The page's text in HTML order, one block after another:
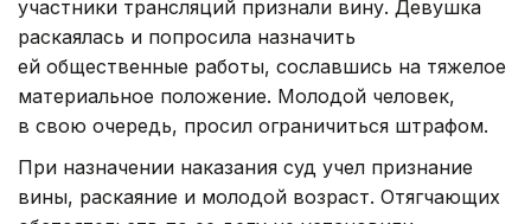
участники трансляций признали вину. Девушка
раскаялась и попросила назначить
ей общественные работы, сославшись на тяжелое
материальное положение. Молодой человек,
в свою очередь, просил ограничиться штрафом.
При назначении наказания суд учел признание
вины, раскаяние и молодой возраст. Отягчающих